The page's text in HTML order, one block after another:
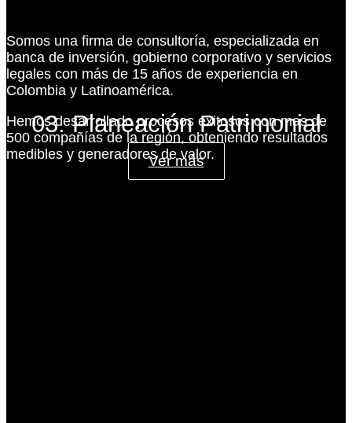
03. Planeación Patrimonial
Ver más
Somos una firma de consultoría, especializada en
banca de inversión, gobierno corporativo y servicios
legales con más de 15 años de experiencia en
Colombia y Latinoamérica.
Hemos desarrollado procesos exitosos con mas de
500 compañías de la región, obteniendo resultados
medibles y generadores de valor.